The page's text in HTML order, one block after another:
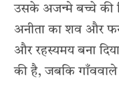
उसके अजन्मे बच्चे की
अनीता का शव और
और रहस्यमय बना
की है, जबकि